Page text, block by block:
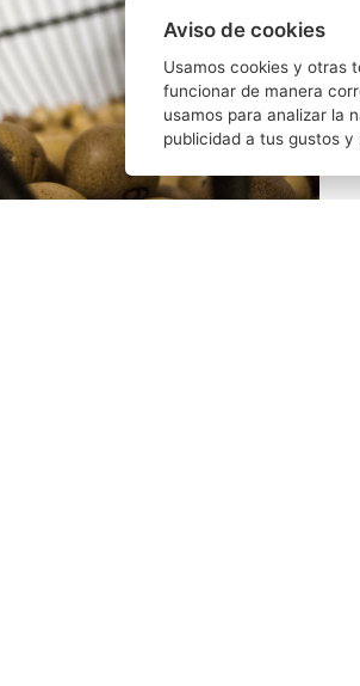
Aviso de cookies
Usamos cookies y otras
funcionar de manera
usamos para analizar la
publicidad a tus gustos y